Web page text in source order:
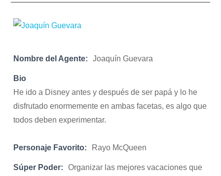
Nombre del Agente: Joaquín Guevara
Bio
He ido a Disney antes y después de ser papá y lo he
disfrutado enormemente en ambas facetas, es algo que
todos deben experimentar.
Personaje Favorito: Rayo McQueen
Súper Poder:
Organizar las mejores vacaciones que